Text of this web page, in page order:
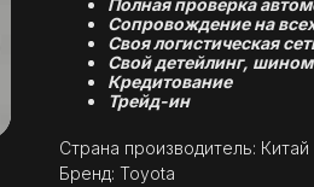
Полная проверка
Сопровождение на
Своя логистическая
Свой детейлинг,
Кредитование
Трейд-ин
Страна производитель: Китай
Бренд: Toyota